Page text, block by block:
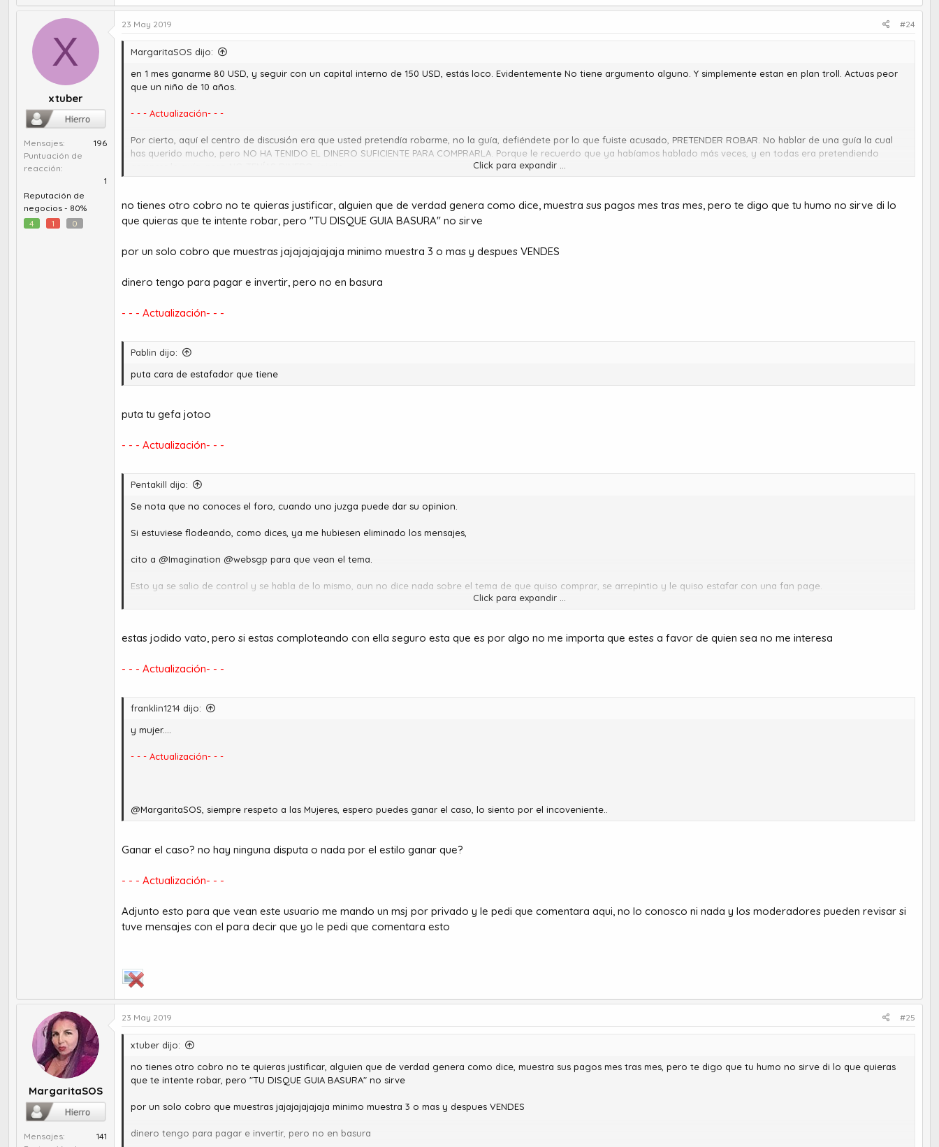
X
xtuber
Mensajes
196
Puntuación de
reacción
1
Reputación de
negocios - 80%
4
1 0
23 May 2019 #24
MargaritaSOS dijo:
en 1 mes ganarme 80 USD, y seguir con un capital interno de 150 USD, estás loco. Evidentemente No tiene argumento alguno. Y simplemente estan en plan troll. Actuas peor
que un niño de 10 años.
- - - Actualización- - -
Por cierto, aquí el centro de discusión era que usted pretendía robarme, no la guía, defiéndete por lo que fuiste acusado, PRETENDER ROBAR. No hablar de una guía la cual
has querido mucho, pero NO HA TENIDO EL DINERO SUFICIENTE PARA COMPRARLA. Porque le recuerdo que ya habíamos hablado más veces, y en todas era pretendiendo
Click para expandir ...
no tienes otro cobro no te quieras justificar, alguien que de verdad genera como dice, muestra sus pagos mes tras mes, pero te digo que tu humo no sirve di lo
que quieras que te intente robar, pero "TU DISQUE GUIA BASURA" no sirve
por un solo cobro que muestras jajajajajajaja minimo muestra 3 o mas y despues VENDES
dinero tengo para pagar e invertir, pero no en basura
- - - Actualización- - -
Pablin dijo:
puta cara de estafador que tiene
puta tu gefa jotoo
- - - Actualización- - -
Pentakill dijo:
Se nota que no conoces el foro, cuando uno juzga puede dar su opinion.
Si estuviese flodeando, como dices, ya me hubiesen eliminado los mensajes,
cito a @Imagination @websgp para que vean el tema.
Esto ya se salio de control y se habla de lo mismo, aun no dice nada sobre el tema de que quiso comprar, se arrepintio y le quiso estafar con una fan page.
Saludos !
A favor de @MargaritaSOS
Click para expandir ...
estas jodido vato, pero si estas comploteando con ella seguro esta que es por algo no me importa que estes a favor de quien sea no me interesa
- - - Actualización- - -
franklin1214 dijo:
y mujer....
- - - Actualización- - -
@MargaritaSOS, siempre respeto a las Mujeres, espero puedes ganar el caso, lo siento por el incoveniente..
Ganar el caso? no hay ninguna disputa o nada por el estilo ganar que?
- - - Actualización- - -
Adjunto esto para que vean este usuario me mando un msj por privado y le pedi que comentara aqui, no lo conosco ni nada y los moderadores pueden revisar si
tuve mensajes con el para decir que yo le pedi que comentara esto
MargaritaSOS
Mensajes
141
23 May 2019 #25
xtuber dijo:
no tienes otro cobro no te quieras justificar, alguien que de verdad genera como dice, muestra sus pagos mes tras mes, pero te digo que tu humo no sirve di lo que quieras
que te intente robar, pero "TU DISQUE GUIA BASURA" no sirve
por un solo cobro que muestras jajajajajajaja minimo muestra 3 o mas y despues VENDES
dinero tengo para pagar e invertir, pero no en basura